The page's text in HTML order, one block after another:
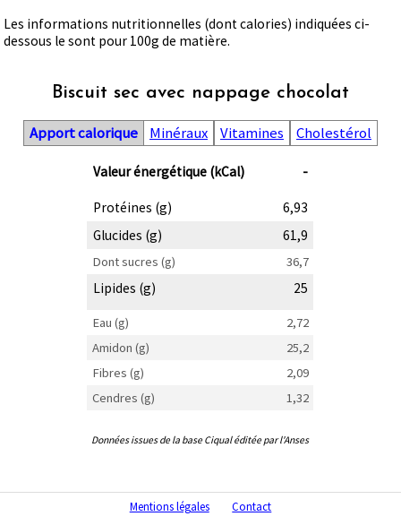
Les informations nutritionnelles (dont calories) indiquées ci-
dessous le sont pour 100g de matière.
Biscuit sec avec nappage chocolat
Apport calorique Minéraux Vitamines Cholestérol
Valeur énergétique (kCal) -
Protéines (g)
6,93
Glucides (g)
61,9
Dont sucres (g) 36,7
Lipides (g) 25
Eau (g)
2,72
Amidon (g)
25,2
Fibres (g)
2,09
Cendres (g)
1,32
Données issues de la base Ciqual éditée par l'Anses
Mentions légales Contact